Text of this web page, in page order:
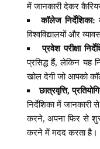
में जानकारी देकर
कॉलेज निर्देशिका:
विश्वविद्यालयों और
प्रवेश परीक्षा
प्रसिद्ध हैं, लेकिन यह
खोल देगी जो आपको
छात्रवृत्ति,
निर्देशिका में जानकारी
करने, अपना फिर से
करने में मदद करता है।